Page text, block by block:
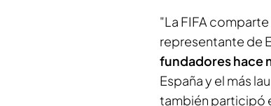
"La FIFA
representante de
fundadores hace
España y el más
también participó